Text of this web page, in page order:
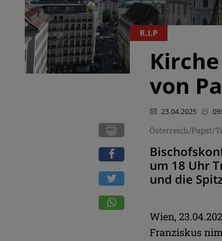
R.I.P
von
23.04.2025
Österreich/Papst/
um 18 Uhr
und die
Wien,
Franziskus